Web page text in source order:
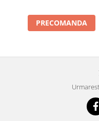
PRECOMANDA